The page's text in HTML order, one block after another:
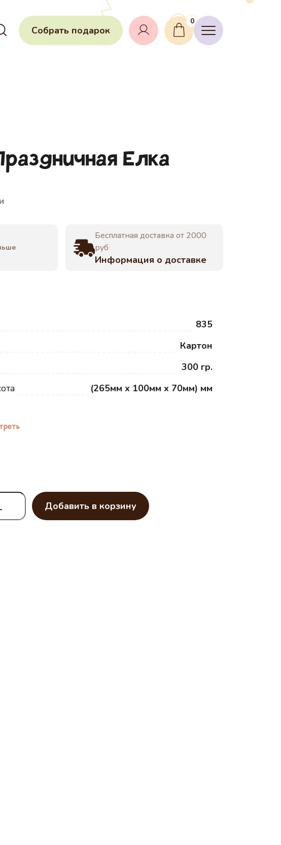
Собрать подарок
0
Елка
Бесплатная доставка от 2000
руб
Информация о доставке
835
Картон
300 гр.
(265мм x 100мм x 70мм) мм
Добавить в корзину